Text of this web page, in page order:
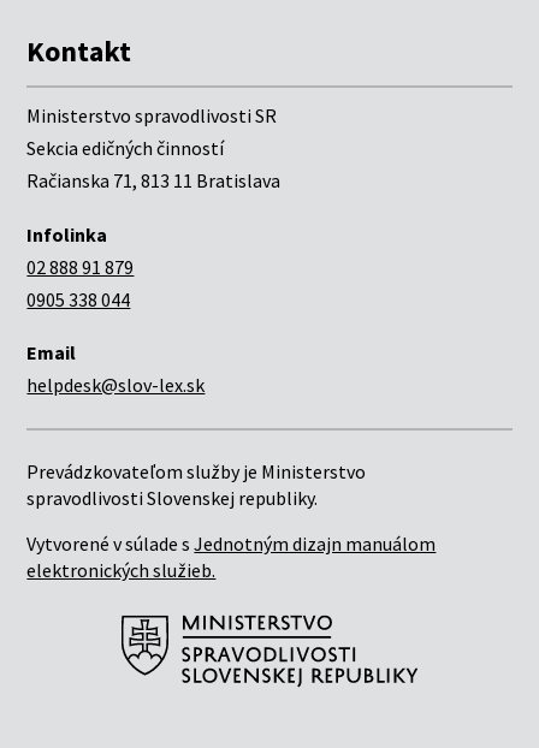
Kontakt
Ministerstvo spravodlivosti SR
Sekcia edičných činností
Račianska 71, 813 11 Bratislava
Infolinka
02 888 91 879
0905 338 044
Email
helpdesk@slov-lex.sk
Prevádzkovateľom služby je Ministerstvo
spravodlivosti Slovenskej republiky.
Vytvorené v súlade sJednotným dizajn manuálom
elektronických služieb.